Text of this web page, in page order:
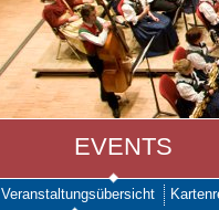
EVENTS
Veranstaltungsübersicht